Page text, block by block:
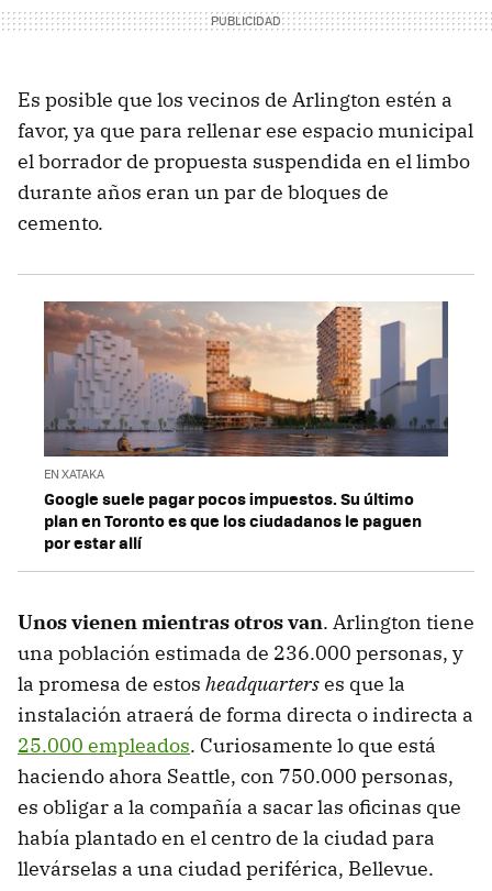
Es posible que los vecinos de Arlington estén a
favor, ya que para rellenar ese espacio municipal
el borrador de propuesta suspendida en el limbo
durante años eran un par de bloques de
cemento.
EN XATAKA
Google suele pagar pocos impuestos. Su último
plan en Toronto es que los ciudadanos le paguen
por estar allí
Unos vienen mientras otros van. Arlington tiene
una población estimada de 236.000 personas, y
la promesa de estos headquarterses que la
instalación atraerá de forma directa o indirecta a
25.000 empleados. Curiosamente lo que está
haciendo ahora Seattle, con 750.000 personas,
es obligar a la compañía a sacar las oficinas que
había plantado en el centro de la ciudad para
llevárselas a una ciudad periférica, Bellevue.